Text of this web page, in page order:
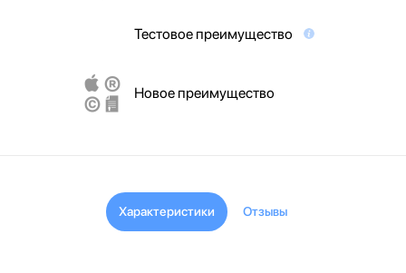
Тестовое преимущество
Новое преимущество
Характеристики Отзывы